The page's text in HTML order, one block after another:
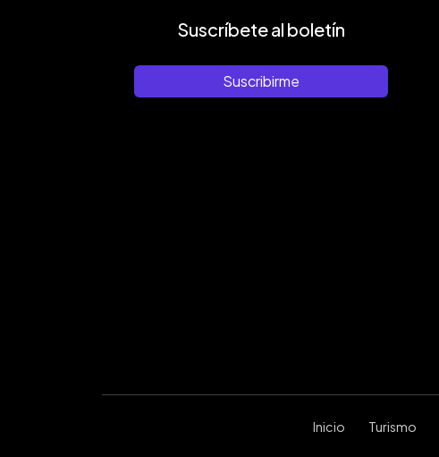
Suscríbete al boletín
Suscribirme
Inicio Turismo